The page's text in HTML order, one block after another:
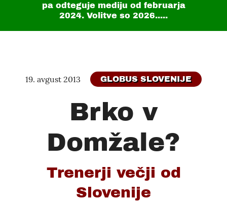
pa odteguje mediju od februarja
2024. Volitve so 2026.....
19. avgust 2013 GLOBUS SLOVENIJE
Brko v
Domžale?
Trenerji večji od
Slovenije